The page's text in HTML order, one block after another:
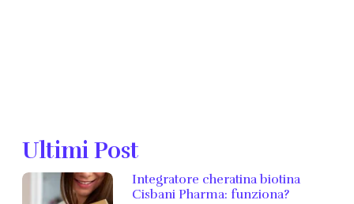
Ultimi Post
Integratore cheratina biotina
Cisbani Pharma: funziona?